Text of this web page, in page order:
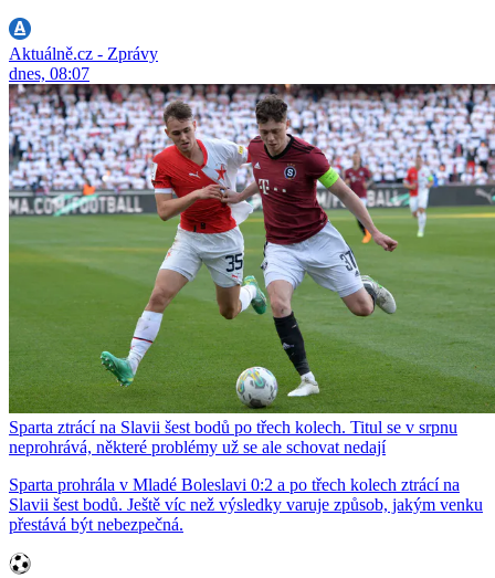
Aktuálně.cz - Zprávy
dnes, 08:07
Sparta ztrácí na Slavii šest bodů po třech kolech. Titul se v srpnu
neprohrává, některé problémy už se ale schovat nedají
Sparta prohrála v Mladé Boleslavi 0:2 a po třech kolech ztrácí na
Slavii šest bodů. Ještě víc než výsledky varuje způsob, jakým venku
přestává být nebezpečná.